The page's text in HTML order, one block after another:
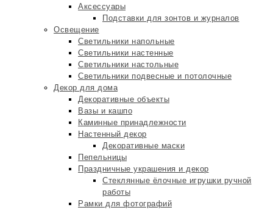
Аксессуары
Подставки для зонтов и журналов
Освещение
Светильники напольные
Светильники настенные
Светильники настольные
Светильники подвесные и потолочные
Декор для дома
Декоративные объекты
Вазы и кашпо
Каминные принадлежности
Настенный декор
Декоративные маски
Пепельницы
Праздничные украшения и декор
Стеклянные ёлочные игрушки ручной
работы
Рамки для фотографий